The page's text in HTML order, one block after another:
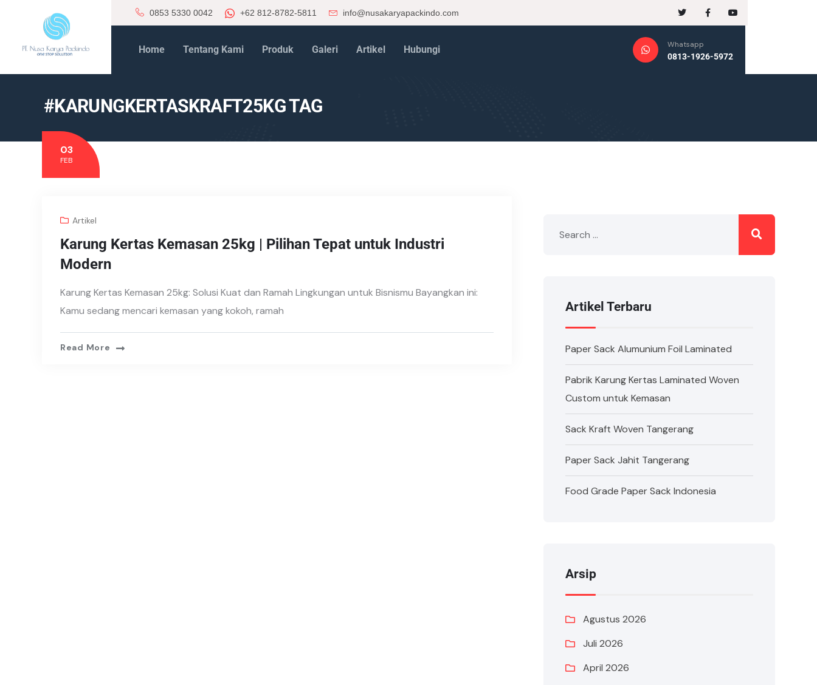
0853 5330 0042 +62 812-8782-5811 info@nusakaryapackindo.com
Home Tentang Kami Produk Galeri Artikel Hubungi
Whatsapp
0813-1926-5972
#KARUNGKERTASKRAFT25KG TAG
03
FEB
Artikel
Karung Kertas Kemasan 25kg | Pilihan Tepat untuk Industri
Modern
Karung Kertas Kemasan 25kg: Solusi Kuat dan Ramah Lingkungan untuk Bisnismu Bayangkan ini:
Kamu sedang mencari kemasan yang kokoh, ramah
Read More
Artikel Terbaru
Paper Sack Alumunium Foil Laminated
Pabrik Karung Kertas Laminated Woven
Custom untuk Kemasan
Sack Kraft Woven Tangerang
Paper Sack Jahit Tangerang
Food Grade Paper Sack Indonesia
Arsip
Agustus 2026
Juli 2026
April 2026